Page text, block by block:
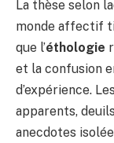
La thèse selon
monde affectif
que l’éthologie
et la confusion
d’expérience.
apparents,
anecdotes